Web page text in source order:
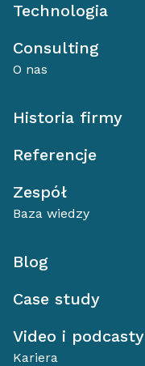
Technologia
Consulting
O nas
Historia firmy
Referencje
Zespół
Baza wiedzy
Blog
Case study
Video i podcasty
Kariera